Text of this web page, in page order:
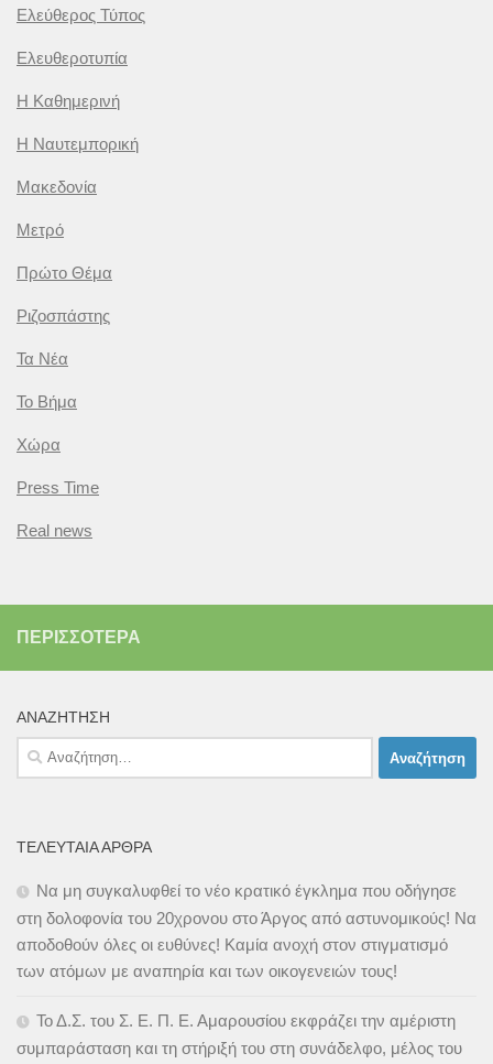
Ελεύθερος Τύπος
Ελευθεροτυπία
Η Καθημερινή
Η Ναυτεμπορική
Μακεδονία
Μετρό
Πρώτο Θέμα
Ριζοσπάστης
Τα Νέα
Το Βήμα
Χώρα
Press Time
Real news
ΠΕΡΙΣΣΌΤΕΡΑ
ΑΝΑΖΉΤΗΣΗ
Αναζήτηση
για:
ΤΕΛΕΥΤΑΊΑ ΆΡΘΡΑ
Να μη συγκαλυφθεί το νέο κρατικό έγκλημα που οδήγησε
στη δολοφονία του 20χρονου στο Άργος από αστυνομικούς! Να
αποδοθούν όλες οι ευθύνες! Καμία ανοχή στον στιγματισμό
των ατόμων με αναπηρία και των οικογενειών τους!
Το Δ.Σ. του Σ. Ε. Π. Ε. Αμαρουσίου εκφράζει την αμέριστη
συμπαράσταση και τη στήριξή του στη συνάδελφο, μέλος του